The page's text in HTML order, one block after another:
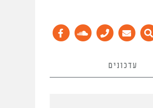
עדכונים